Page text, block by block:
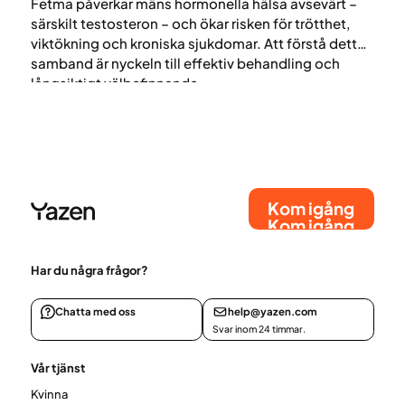
särskilt testosteron – och ökar risken för trötthet,
viktökning och kroniska sjukdomar. Att förstå detta
samband är nyckeln till effektiv behandling och
långsiktigt välbefinnande.
Kom igång
Kom igång
Har du några frågor?
Chatta med oss help@yazen.com
Svar inom 24 timmar.
Vår tjänst
Kvinna